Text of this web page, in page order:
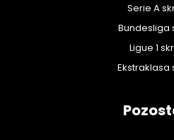
Serie A
Bundesliga
Ligue 1
Ekstraklasa